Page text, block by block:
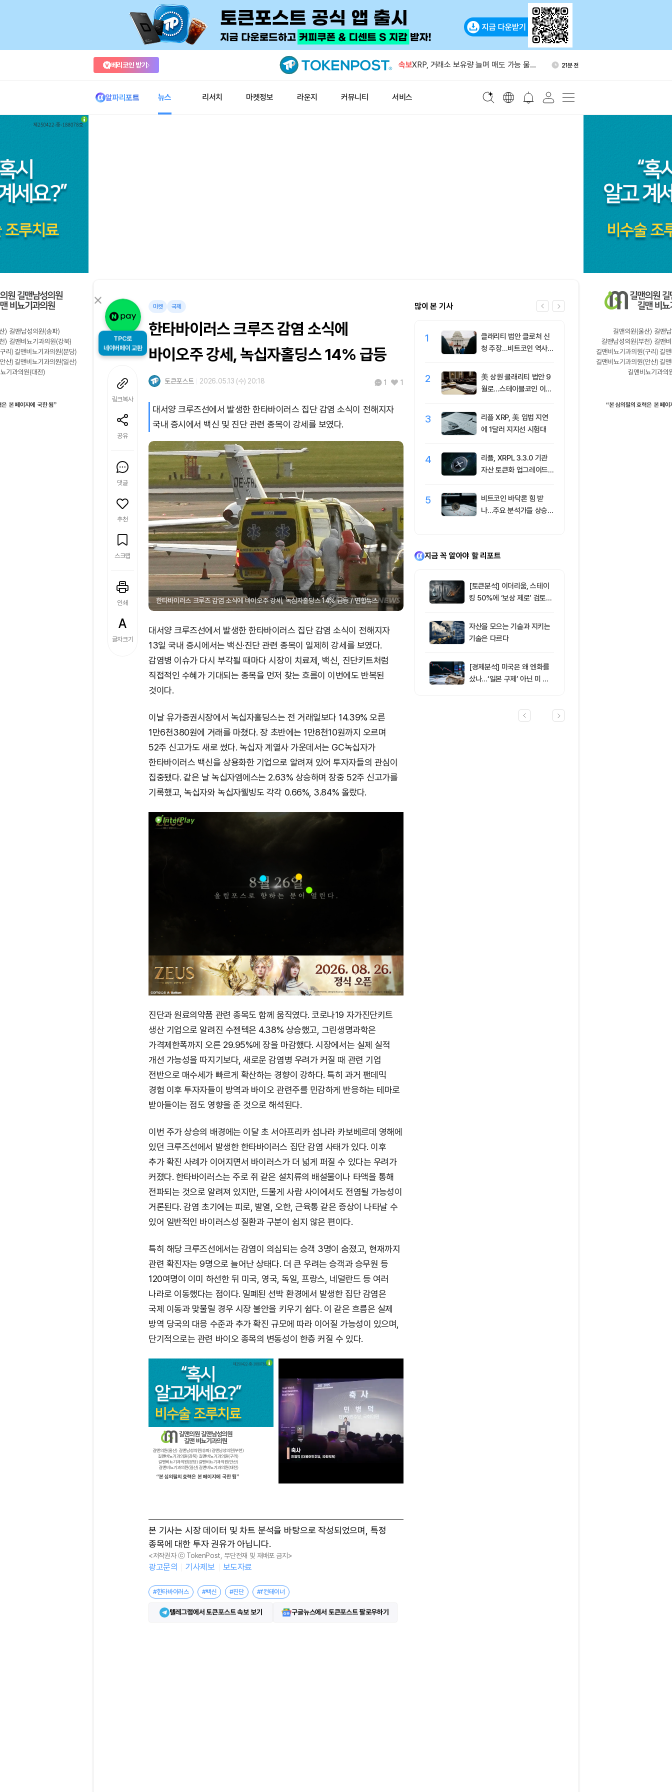
베리코인 받기 속보
하이퍼리퀴드 누적 거래량 5조1100억달
26분 전
XRP, 거래소 보유량 늘며 매도 가능 물량
21분 전
알파리포트 뉴스 리서치 마켓정보 라운지 커뮤니티 서비스
TPC로
네이버페이 교환
링크복사
공유
댓글
추천
스크랩
인쇄
글자크기
마켓 국제
한타바이러스 크루즈 감염 소식에
바이오주 강세, 녹십자홀딩스 14% 급등
토큰포스트 2026.05.13 (수) 20:18 1 1
대서양 크루즈선에서 발생한 한타바이러스 집단 감염 소식이 전해지자
국내 증시에서 백신 및 진단 관련 종목이 강세를 보였다.
한타바이러스 크루즈 감염 소식에 바이오주 강세, 녹십자홀딩스 14% 급등 / 연합뉴스
대서양 크루즈선에서 발생한 한타바이러스 집단 감염 소식이 전해지자
13일 국내 증시에서는 백신·진단 관련 종목이 일제히 강세를 보였다.
감염병 이슈가 다시 부각될 때마다 시장이 치료제, 백신, 진단키트처럼
직접적인 수혜가 기대되는 종목을 먼저 찾는 흐름이 이번에도 반복된
것이다.
이날 유가증권시장에서 녹십자홀딩스는 전 거래일보다 14.39% 오른
1만6천380원에 거래를 마쳤다. 장 초반에는 1만8천10원까지 오르며
52주 신고가도 새로 썼다. 녹십자 계열사 가운데서는 GC녹십자가
한타바이러스 백신을 상용화한 기업으로 알려져 있어 투자자들의 관심이
집중됐다. 같은 날 녹십자엠에스는 2.63% 상승하며 장중 52주 신고가를
기록했고, 녹십자와 녹십자웰빙도 각각 0.66%, 3.84% 올랐다.
진단과 원료의약품 관련 종목도 함께 움직였다. 코로나19 자가진단키트
생산 기업으로 알려진 수젠텍은 4.38% 상승했고, 그린생명과학은
가격제한폭까지 오른 29.95%에 장을 마감했다. 시장에서는 실제 실적
개선 가능성을 따지기보다, 새로운 감염병 우려가 커질 때 관련 기업
전반으로 매수세가 빠르게 확산하는 경향이 강하다. 특히 과거 팬데믹
경험 이후 투자자들이 방역과 바이오 관련주를 민감하게 반응하는 테마로
받아들이는 점도 영향을 준 것으로 해석된다.
이번 주가 상승의 배경에는 이달 초 서아프리카 섬나라 카보베르데 영해에
있던 크루즈선에서 발생한 한타바이러스 집단 감염 사태가 있다. 이후
추가 확진 사례가 이어지면서 바이러스가 더 넓게 퍼질 수 있다는 우려가
커졌다. 한타바이러스는 주로 쥐 같은 설치류의 배설물이나 타액을 통해
전파되는 것으로 알려져 있지만, 드물게 사람 사이에서도 전염될 가능성이
거론된다. 감염 초기에는 피로, 발열, 오한, 근육통 같은 증상이 나타날 수
있어 일반적인 바이러스성 질환과 구분이 쉽지 않은 편이다.
특히 해당 크루즈선에서는 감염이 의심되는 승객 3명이 숨졌고, 현재까지
관련 확진자는 9명으로 늘어난 상태다. 더 큰 우려는 승객과 승무원 등
120여명이 이미 하선한 뒤 미국, 영국, 독일, 프랑스, 네덜란드 등 여러
나라로 이동했다는 점이다. 밀폐된 선박 환경에서 발생한 집단 감염은
국제 이동과 맞물릴 경우 시장 불안을 키우기 쉽다. 이 같은 흐름은 실제
방역 당국의 대응 수준과 추가 확진 규모에 따라 이어질 가능성이 있으며,
단기적으로는 관련 바이오 종목의 변동성이 한층 커질 수 있다.
M
본 기사는 시장 데이터 및 차트 분석을 바탕으로 작성되었으며, 특정
종목에 대한 투자 권유가 아닙니다.
<저작권자 ⓒ TokenPost, 무단전재 및 재배포 금지>
광고문의 기사제보 보도자료
#한타바이러스 #백신 #진단 #f컨테이너
텔레그램에서 토큰포스트 속보 보기 구글뉴스에서 토큰포스트 팔로우하기
많이 본 기사
1
클래리티 법안 클로처 신
청 주장…비트코인 역사가
2
美 상원 클래리티 법안 9
월로…스테이블코인 이자
3
리플 XRP, 美 입법 지연
에 1달러 지지선 시험대
4
리플, XRPL 3.3.0 기관
자산 토큰화 업그레이드
러 지지
5
비트코인 바닥론 힘 받
나…주요 분석가들 상승
[사설] 불확실
된 시장, 결국
부 가른다
XRP ETF 자
온도차
지금 꼭 알아야 할 리포트
[토큰분석] 이더리움, 스테이
킹 50%에 ‘보상 제로’ 검토…
역행인가
자산을 모으는 기술과 지키는
기술은 다르다
[경제분석] 미국은 왜 엔화를
샀나…‘일본 구제’ 아닌 미 국